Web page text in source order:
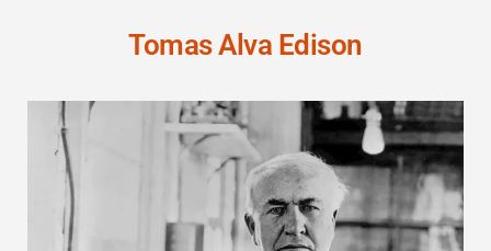
Tomas Alva Edison